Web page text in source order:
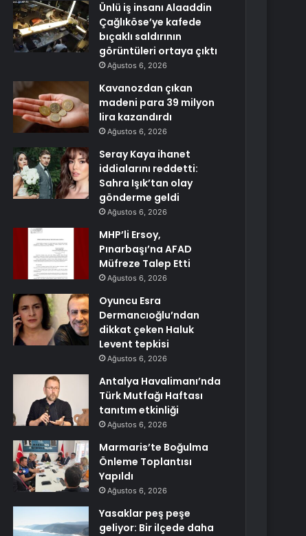
Ünlü iş insanı Alaaddin
Çağlıköse’ye kafede
bıçaklı saldırının
görüntüleri ortaya çıktı
Ağustos 6, 2026
Kavanozdan çıkan
madeni para 39 milyon
lira kazandırdı
Ağustos 6, 2026
Seray Kaya ihanet
iddialarını reddetti:
Sahra Işık’tan olay
gönderme geldi
Ağustos 6, 2026
MHP’li Ersoy,
Pınarbaşı’na AFAD
Müfreze Talep Etti
Ağustos 6, 2026
Oyuncu Esra
Dermancıoğlu’ndan
dikkat çeken Haluk
Levent tepkisi
Ağustos 6, 2026
Antalya Havalimanı’nda
Türk Mutfağı Haftası
tanıtım etkinliği
Ağustos 6, 2026
Marmaris’te Boğulma
Önleme Toplantısı
Yapıldı
Ağustos 6, 2026
Yasaklar peş peşe
geliyor: Bir ilçede daha